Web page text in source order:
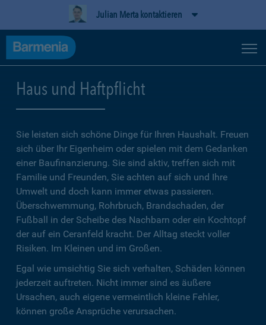
Julian Merta kontaktieren
Haus und Haftpflicht
Sie leisten sich schöne Dinge für Ihren Haushalt. Freuen
sich über Ihr Eigenheim oder spielen mit dem Gedanken
einer Baufinanzierung. Sie sind aktiv, treffen sich mit
Familie und Freunden, Sie achten auf sich und Ihre
Umwelt und doch kann immer etwas passieren.
Überschwemmung, Rohrbruch, Brandschaden, der
Fußball in der Scheibe des Nachbarn oder ein Kochtopf
der auf ein Ceranfeld kracht. Der Alltag steckt voller
Risiken. Im Kleinen und im Großen.
Egal wie umsichtig Sie sich verhalten, Schäden können
jederzeit auftreten. Nicht immer sind es äußere
Ursachen, auch eigene vermeintlich kleine Fehler,
können große Ansprüche verursachen.